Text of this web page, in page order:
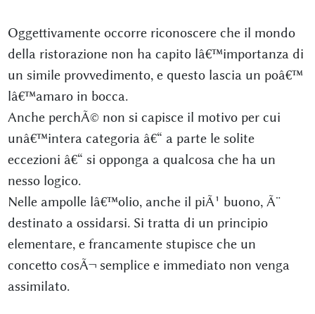
Oggettivamente occorre riconoscere che il mondo
della ristorazione non ha capito lâ€™importanza di
un simile provvedimento, e questo lascia un poâ€™
lâ€™amaro in bocca.
Anche perchÃ© non si capisce il motivo per cui
unâ€™intera categoria â€“ a parte le solite
eccezioni â€“ si opponga a qualcosa che ha un
nesso logico.
Nelle ampolle lâ€™olio, anche il piÃ¹ buono, Ã¨
destinato a ossidarsi. Si tratta di un principio
elementare, e francamente stupisce che un
concetto cosÃ¬ semplice e immediato non venga
assimilato.